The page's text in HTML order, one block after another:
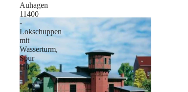
Auhagen
11400
-
Lokschuppen
mit
Wasserturm,
Spur
H0